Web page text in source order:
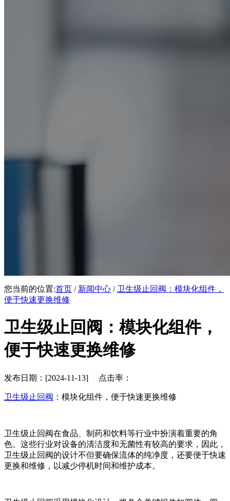
您当前的位置:首页 / 新闻中心 / 卫生级止回阀：模块化组件，
便于快速更换维修
卫生级止回阀：模块化组件，
便于快速更换维修
发布日期：[2024-11-13] 点击率：
卫生级止回阀 ：模块化组件，便于快速更换维修
卫生级止回阀在食品、制药和饮料等行业中扮演着重要的角
色。这些行业对设备的清洁度和无菌性有较高的要求，因此，
卫生级止回阀的设计不但要确保流体的纯净度，还要便于快速
更换和维修，以减少停机时间和维护成本。